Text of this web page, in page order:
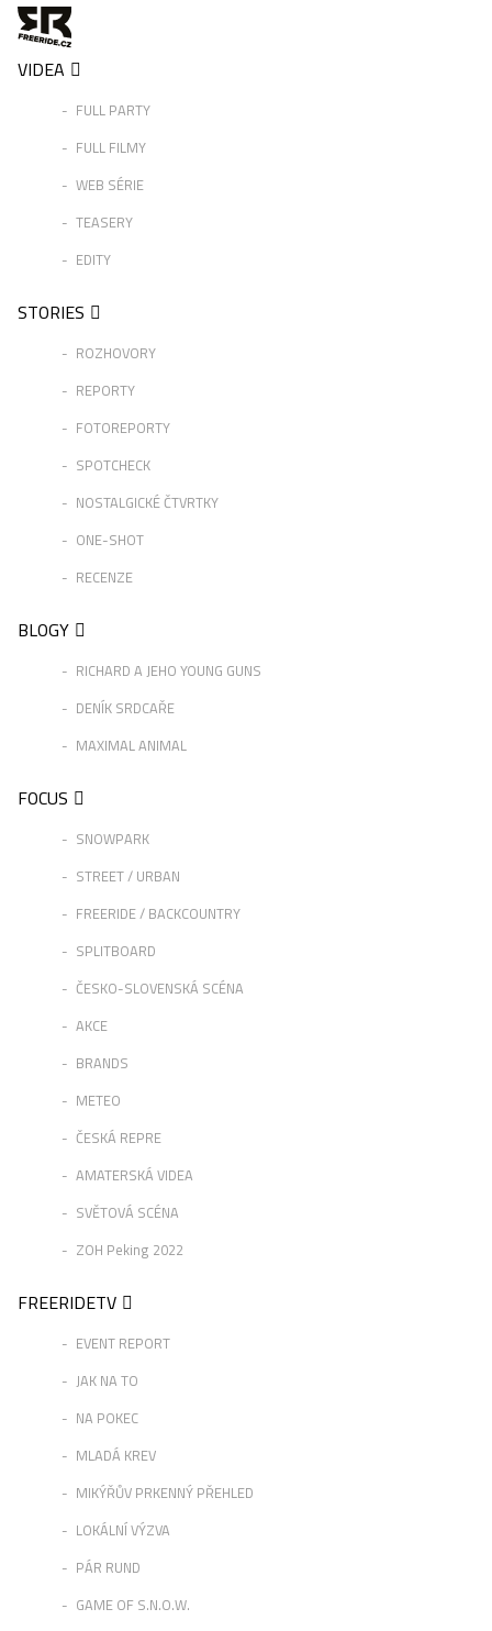
VIDEA
FULL PARTY
FULL FILMY
WEB SÉRIE
TEASERY
EDITY
STORIES
ROZHOVORY
REPORTY
FOTOREPORTY
SPOTCHECK
NOSTALGICKÉ ČTVRTKY
ONE-SHOT
RECENZE
BLOGY
RICHARD A JEHO YOUNG GUNS
DENÍK SRDCAŘE
MAXIMAL ANIMAL
FOCUS
SNOWPARK
STREET / URBAN
FREERIDE / BACKCOUNTRY
SPLITBOARD
ČESKO-SLOVENSKÁ SCÉNA
AKCE
BRANDS
METEO
ČESKÁ REPRE
AMATERSKÁ VIDEA
SVĚTOVÁ SCÉNA
ZOH Peking 2022
FREERIDETV
EVENT REPORT
JAK NA TO
NA POKEC
MLADÁ KREV
MIKÝŘŮV PRKENNÝ PŘEHLED
LOKÁLNÍ VÝZVA
PÁR RUND
GAME OF S.N.O.W.